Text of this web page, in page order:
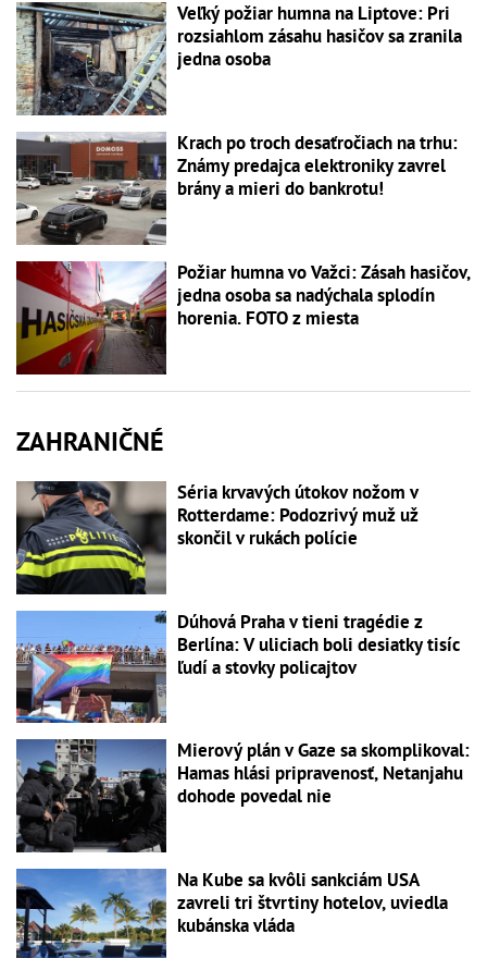
Veľký požiar humna na Liptove: Pri
rozsiahlom zásahu hasičov sa zranila
jedna osoba
Krach po troch desaťročiach na trhu:
Známy predajca elektroniky zavrel
brány a mieri do bankrotu!
Požiar humna vo Važci: Zásah hasičov,
jedna osoba sa nadýchala splodín
horenia. FOTO z miesta
ZAHRANIČNÉ
Séria krvavých útokov nožom v
Rotterdame: Podozrivý muž už
skončil v rukách polície
Dúhová Praha v tieni tragédie z
Berlína: V uliciach boli desiatky tisíc
ľudí a stovky policajtov
Mierový plán v Gaze sa skomplikoval:
Hamas hlási pripravenosť, Netanjahu
dohode povedal nie
Na Kube sa kvôli sankciám USA
zavreli tri štvrtiny hotelov, uviedla
kubánska vláda